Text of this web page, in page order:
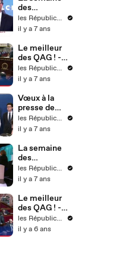
des
Républicains !
- Semaine 4
les Républicains
il y a 7 ans
Le meilleur
des QAG ! -
Semaine 4les Républicains
il y a 7 ans
Vœux à la
presse de
l'équipe
dirigeante - 21
(17)
les Républicains
il y a 7 ans
La semaine
des
Républicains !
- Semaine 3
les Républicains
il y a 7 ans
Le meilleur
des QAG ! -
Semaine 9les Républicains
il y a 6 ans